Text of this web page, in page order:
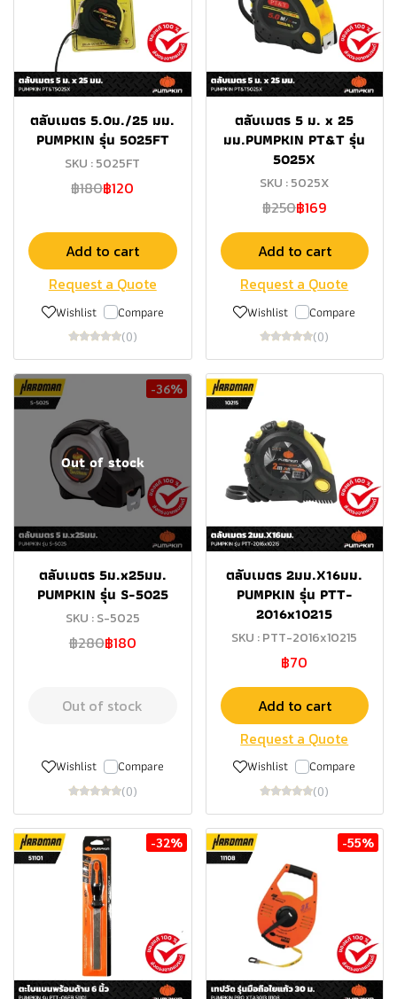
ตลับเมตร 5.0ม./25 มม.
PUMPKIN รุ่น 5025FT
SKU : 5025FT
฿180฿120
Add to cart
Request a Quote
Wishlist Compare
(0)
ตลับเมตร 5 ม. x 25
มม.PUMPKIN PT&T รุ่น
5025X
SKU : 5025X
฿250฿169
Add to cart
Request a Quote
Wishlist Compare
(0)
-36%
Out of stock
ตลับเมตร 5ม.x25มม.
PUMPKIN รุ่น S-5025
SKU : S-5025
฿280฿180
Out of stock
Wishlist Compare
(0)
ตลับเมตร 2มม.X16มม.
PUMPKIN รุ่น PTT-
2016x10215
SKU : PTT-2016x10215
฿70
Add to cart
Request a Quote
Wishlist Compare
(0)
-32% -55%